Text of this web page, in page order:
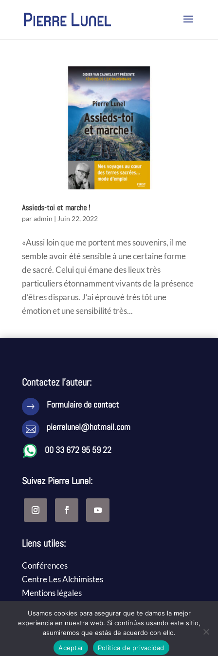
Assieds-toi et marche !
paradmin | Juin 22, 2022
«Aussi loin que me portent mes souvenirs, il me
semble avoir été sensible à une certaine forme
de sacré. Celui qui émane des lieux très
particuliers étonnamment vivants de la présence
d’êtres disparus. J’ai éprouvé très tôt une
émotion et une sensibilité très...
Contactez l’auteur:
$ Formulaire de contact
 pierrelunel@hotmail.com
00 33 672 95 59 22
Suivez Pierre Lunel:
Liens utiles:
Conférences
Centre Les Alchimistes
Mentions légales
Web designeasy&WEB
Usamos cookies para asegurar que te damos la mejor
experiencia en nuestra web. Si continúas usando este sitio,
asumiremos que estás de acuerdo con ello.
Aceptar
Política de privacidad